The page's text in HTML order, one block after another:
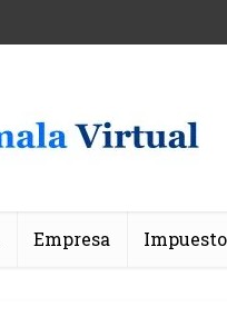
Empresa